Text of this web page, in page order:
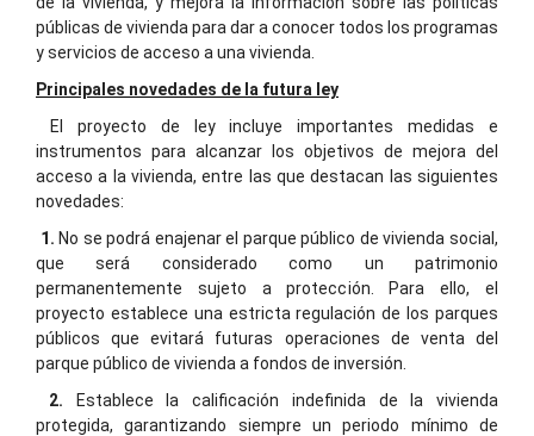
públicas de vivienda para dar a conocer todos los programas
y servicios de acceso a una vivienda.
Principales novedades de la futura ley
El proyecto de ley incluye importantes medidas e
instrumentos para alcanzar los objetivos de mejora del
acceso a la vivienda, entre las que destacan las siguientes
novedades:
1. No se podrá enajenar el parque público de vivienda social,
que será considerado como un patrimonio
permanentemente sujeto a protección. Para ello, el
proyecto establece una estricta regulación de los parques
públicos que evitará futuras operaciones de venta del
parque público de vivienda a fondos de inversión.
2. Establece la calificación indefinida de la vivienda
protegida, garantizando siempre un periodo mínimo de